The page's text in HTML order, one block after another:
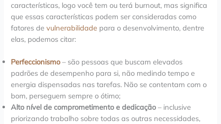
características, logo você tem ou terá burnout, mas significa
que essas características podem ser consideradas como
fatores devulnerabilidade para o desenvolvimento, dentre
elas, podemos citar:
Perfeccionismo– são pessoas que buscam elevados
padrões de desempenho para si, não medindo tempo e
energia dispensadas nas tarefas. Não se contentam com o
bom, perseguem sempre o ótimo;
Alto nível de comprometimento e dedicação– inclusive
priorizando trabalho sobre todas as outras necessidades,